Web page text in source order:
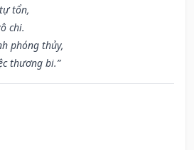
tổn,
chi.
phóng thủy,
thương bi.”